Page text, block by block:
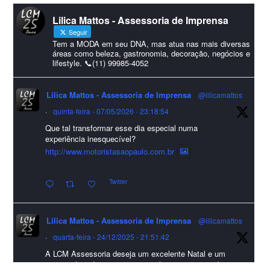
#lcmassessoriassessoria#natal #merrychristmas #felizanonovo
#HappyNewYear
Foto
Visualizar no Facebook · Compartilhar
Lilica Mattos - Assessoria de Imprensa
9 months ago
A Abrafas - Associação Brasileira de Fibras Artificiais e
Sintéticas foi destaque na Revista Química e Derivados, na
incertezas do mercado global".
Confira detalhes 🗞📰📈
#sustentabilidade #FibrasSintéticas #EconomiaCircular #Abrafas
#IndústriaTêxtil
Foto
Lilica Mattos - Assessoria de Imprensa
Seguir
Tem a MODA em seu DNA, mas atua nas mais diversas
áreas como beleza, gastronomia, decoração, negócios e
lifestyle. 📞(11) 99985-4052
Lilica Mattos - Assessoria de Imprensa
@lilicamattos
·
quinta-feira - 07/05/2026 - 23:18:54
Que tal transformar esse dia especial numa
experiência inesquecível?
http://www.motoristasaopaulo.com.br
Twitter
Lilica Mattos - Assessoria de Imprensa
@lilicamattos
·
quarta-feira - 24/12/2025 - 21:51:42
A LCM Assessoria deseja um excelente Natal e um
2026 repleto de conquistas e realizações para todos